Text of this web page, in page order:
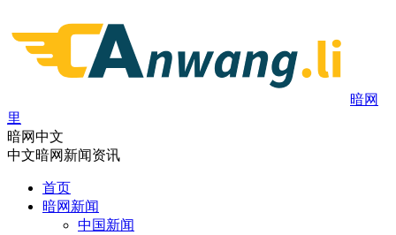
暗网
里
暗网中文
中文暗网新闻资讯
首页
暗网新闻
中国新闻